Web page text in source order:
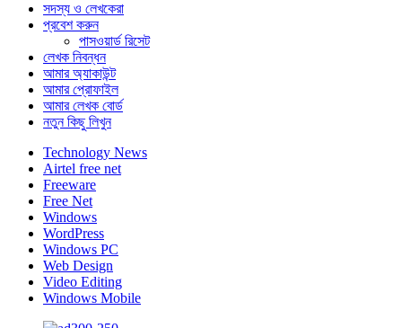
সদস্য ও লেখকেরা
প্রবেশ করুন
পাসওয়ার্ড রিসেট
লেখক নিবন্ধন
আমার অ্যাকাউন্ট
আমার প্রোফাইল
আমার লেখক বোর্ড
নতুন কিছু লিখুন
Technology News
Airtel free net
Freeware
Free Net
Windows
WordPress
Windows PC
Web Design
Video Editing
Windows Mobile